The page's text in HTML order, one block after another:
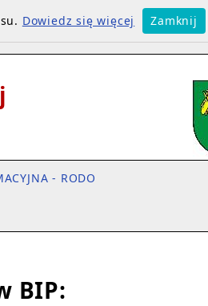
- RODO
BIP:
Dowiedz się więcej Zamknij